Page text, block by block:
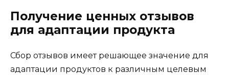
Получение ценных отзывов
для адаптации продукта
Сбор отзывов имеет решающее значение для
адаптации продуктов к различным целевым